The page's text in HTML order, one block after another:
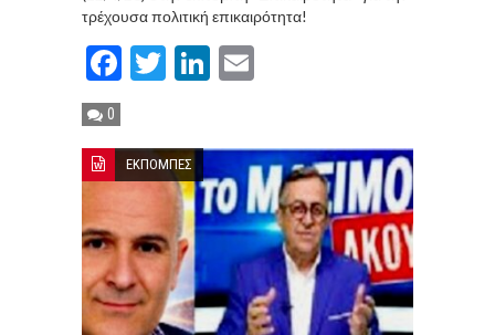
τρέχουσα πολιτική επικαιρότητα!
Facebook
TwitterLinkedIn
0
ΕΚΠΟΜΠΕΣ